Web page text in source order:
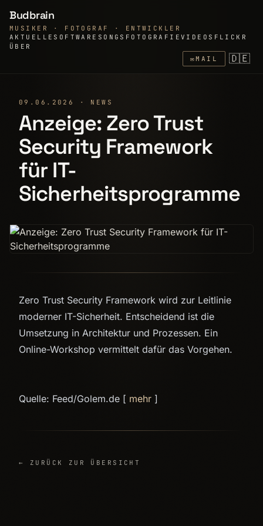
Budbrain
MUSIKER · FOTOGRAF · ENTWICKLER
AKTUELLE SOFTWARE SONGS FOTOGRAFIEVIDEOS FLICKR
ÜBER
✉MAIL 🇩🇪
09.06.2026 · NEWS
Anzeige: Zero Trust
Security Framework
für IT-
Sicherheitsprogramme
Zero Trust Security Framework wird zur Leitlinie
moderner IT-Sicherheit. Entscheidend ist die
Umsetzung in Architektur und Prozessen. Ein
Online-Workshop vermittelt dafür das Vorgehen.
Quelle: Feed/Golem.de [ mehr ]
← ZURÜCK ZUR ÜBERSICHT